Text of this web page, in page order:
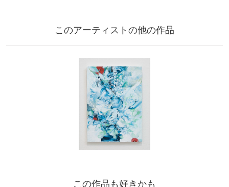
このアーティストの他の作品
この作品も好きかも